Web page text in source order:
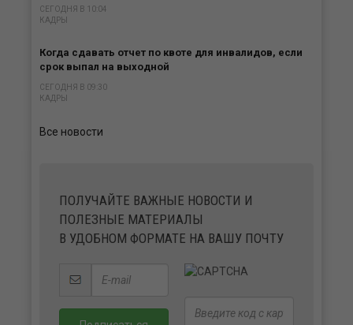
СЕГОДНЯ В 10:04
КАДРЫ
Когда сдавать отчет по квоте для инвалидов, если
срок выпал на выходной
СЕГОДНЯ В 09:30
КАДРЫ
Все новости
ПОЛУЧАЙТЕ ВАЖНЫЕ НОВОСТИ И
ПОЛЕЗНЫЕ МАТЕРИАЛЫ
В УДОБНОМ ФОРМАТЕ НА ВАШУ ПОЧТУ